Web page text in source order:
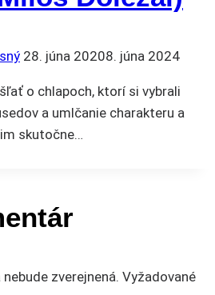
28. júna 20208. júna 2024
o chlapoch, ktorí si vybrali
a umlčanie charakteru a
skutočne…
zverejnená. Vyžadované